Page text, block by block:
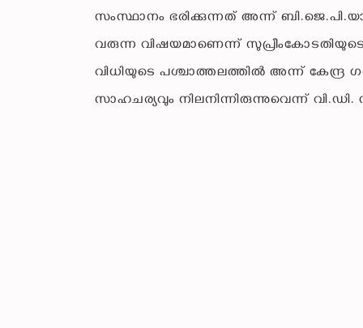
സംസ്ഥാനം ഭരിക്കുന്നത് അന്ന്
വരുന്ന വിഷയമാണെന്ന്
വിധിയുടെ പശ്ചാത്തലത്തിൽ അന്ന്
സാഹചര്യവും നിലനിന്നിരുന്നുവെന്ന്